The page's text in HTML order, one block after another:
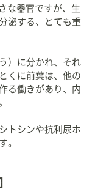
な器官ですが、生
泌する、とても重
）に分かれ、それ
くに前葉は、他の
る働きがあり、内
トシンや抗利尿ホ
。